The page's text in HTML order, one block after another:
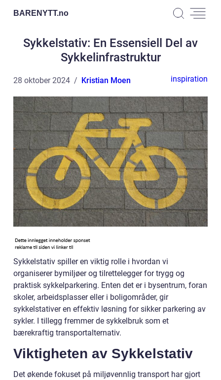
BARENYTT.no
Sykkelstativ: En Essensiell Del av
Sykkelinfrastruktur
28 oktober 2024 Kristian Moen inspiration
Sykkelstativ spiller en viktig rolle i hvordan vi
organiserer bymiljøer og tilrettelegger for trygg og
praktisk sykkelparkering. Enten det er i bysentrum, foran
skoler, arbeidsplasser eller i boligområder, gir
sykkelstativer en effektiv løsning for sikker parkering av
sykler. I tillegg fremmer de sykkelbruk som et
bærekraftig transportalternativ.
Viktigheten av Sykkelstativ
Det økende fokuset på miljøvennlig transport har gjort